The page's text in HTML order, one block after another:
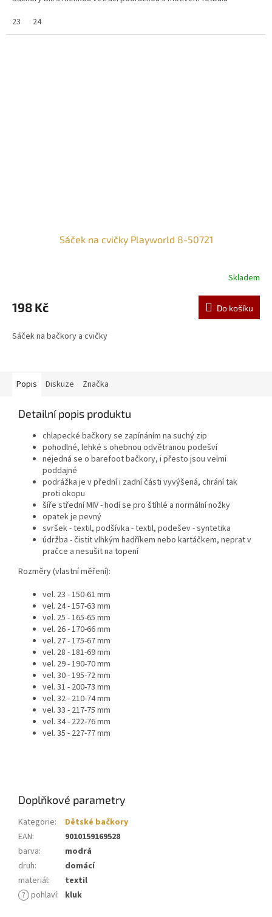
23
24
Sáček na cvičky Playworld 8-50721
Skladem
198 Kč Do košíku
Sáček na bačkory a cvičky
Popis Diskuze Značka
Detailní popis produktu
chlapecké bačkory se zapínáním na suchý zip
pohodlné, lehké s ohebnou odvětranou podešví
nejedná se o barefoot bačkory, i přesto jsou velmi
poddajné
podrážka je v přední i zadní části vyvýšená, chrání tak
proti okopu
šíře střední MIV - hodí se pro štíhlé a normální nožky
opatek je pevný
svršek - textil, podšívka - textil, podešev - syntetika
údržba - čistit vlhkým hadříkem nebo kartáčkem, neprat v
pračce a nesušit na topení
Rozměry (vlastní měření):
vel. 23 - 150-61 mm
vel. 24 - 157-63 mm
vel. 25 - 165-65 mm
vel. 26 - 170-66 mm
vel. 27 - 175-67 mm
vel. 28 - 181-69 mm
vel. 29 - 190-70 mm
vel. 30 - 195-72 mm
vel. 31 - 200-73 mm
vel. 32 - 210-74 mm
vel. 33 - 217-75 mm
vel. 34 - 222-76 mm
vel. 35 - 227-77 mm
Doplňkové parametry
Kategorie:
Dětské bačkory
EAN:
9010159169528
barva:
modrá
druh:
domácí
materiál:
textil
? pohlaví: kluk